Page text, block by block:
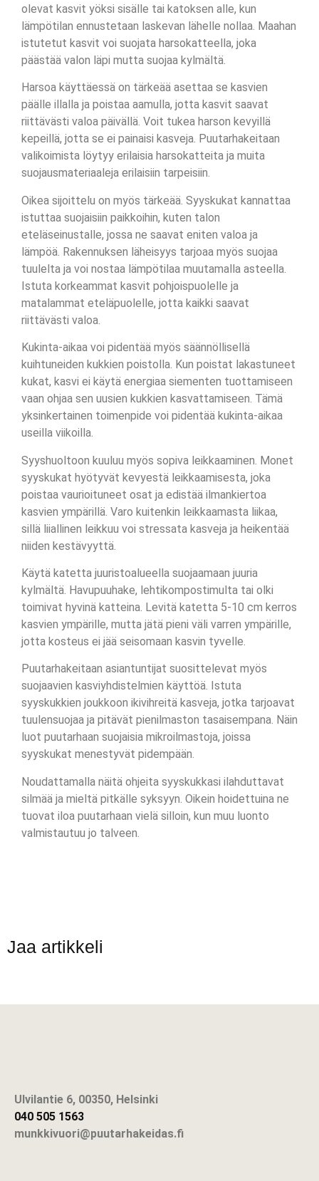
olevat kasvit yöksi sisälle tai katoksen alle, kun
lämpötilan ennustetaan laskevan lähelle nollaa. Maahan
istutetut kasvit voi suojata harsokatteella, joka
päästää valon läpi mutta suojaa kylmältä.
Harsoa käyttäessä on tärkeää asettaa se kasvien
päälle illalla ja poistaa aamulla, jotta kasvit saavat
riittävästi valoa päivällä. Voit tukea harson kevyillä
kepeillä, jotta se ei painaisi kasveja. Puutarhakeitaan
valikoimista löytyy erilaisia harsokatteita ja muita
suojausmateriaaleja erilaisiin tarpeisiin.
Oikea sijoittelu on myös tärkeää. Syyskukat kannattaa
istuttaa suojaisiin paikkoihin, kuten talon
eteläseinustalle, jossa ne saavat eniten valoa ja
lämpöä. Rakennuksen läheisyys tarjoaa myös suojaa
tuulelta ja voi nostaa lämpötilaa muutamalla asteella.
Istuta korkeammat kasvit pohjoispuolelle ja
matalammat eteläpuolelle, jotta kaikki saavat
riittävästi valoa.
Kukinta-aikaa voi pidentää myös säännöllisellä
kuihtuneiden kukkien poistolla. Kun poistat lakastuneet
kukat, kasvi ei käytä energiaa siementen tuottamiseen
vaan ohjaa sen uusien kukkien kasvattamiseen. Tämä
yksinkertainen toimenpide voi pidentää kukinta-aikaa
useilla viikoilla.
Syyshuoltoon kuuluu myös sopiva leikkaaminen. Monet
syyskukat hyötyvät kevyestä leikkaamisesta, joka
poistaa vaurioituneet osat ja edistää ilmankiertoa
kasvien ympärillä. Varo kuitenkin leikkaamasta liikaa,
sillä liiallinen leikkuu voi stressata kasveja ja heikentää
niiden kestävyyttä.
Käytä katetta juuristoalueella suojaamaan juuria
kylmältä. Havupuuhake, lehtikompostimulta tai olki
toimivat hyvinä katteina. Levitä katetta 5-10 cm kerros
kasvien ympärille, mutta jätä pieni väli varren ympärille,
jotta kosteus ei jää seisomaan kasvin tyvelle.
Puutarhakeitaan asiantuntijat suosittelevat myös
suojaavien kasviyhdistelmien käyttöä. Istuta
syyskukkien joukkoon ikivihreitä kasveja, jotka tarjoavat
tuulensuojaa ja pitävät pienilmaston tasaisempana. Näin
luot puutarhaan suojaisia mikroilmastoja, joissa
syyskukat menestyvät pidempään.
Noudattamalla näitä ohjeita syyskukkasi ilahduttavat
silmää ja mieltä pitkälle syksyyn. Oikein hoidettuina ne
tuovat iloa puutarhaan vielä silloin, kun muu luonto
valmistautuu jo talveen.
Jaa artikkeli
Ulvilantie 6, 00350, Helsinki
040 505 1563
munkkivuori@puutarhakeidas.fi